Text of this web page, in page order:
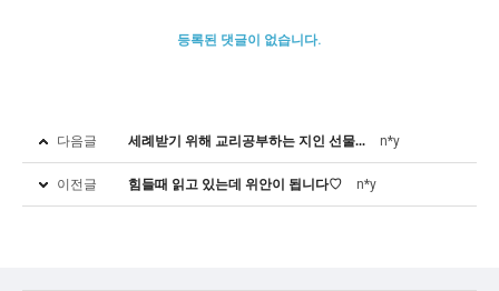
등록된 댓글이 없습니다.
다음글 세례받기 위해 교리공부하는 지인 선물... n*y
이전글 힘들때 읽고 있는데 위안이 됩니다♡ n*y